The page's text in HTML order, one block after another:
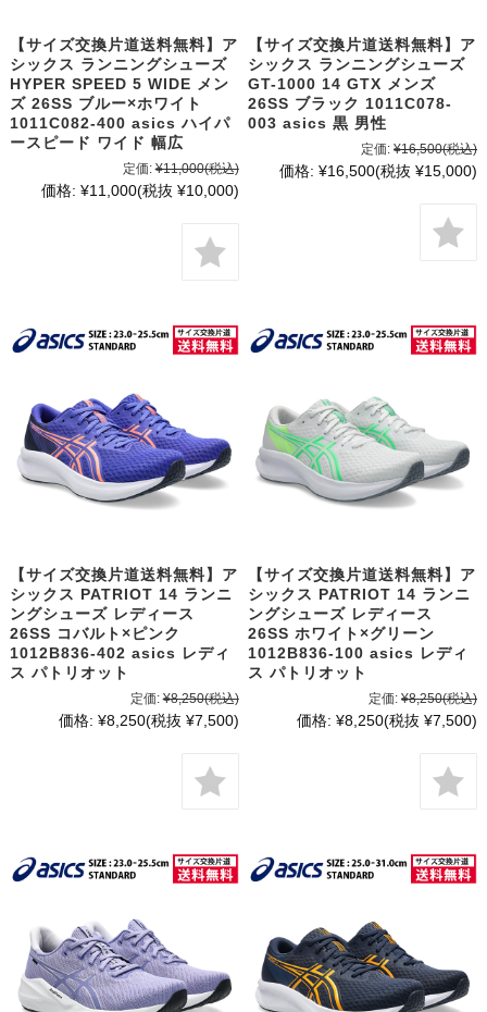
【サイズ交換片道送料無料】ア
シックス ランニングシューズ
HYPER SPEED 5 WIDE メン
ズ 26SS ブルー×ホワイト
1011C082-400 asics ハイパ
ースピード ワイド 幅広
定価: ¥11,000(税込)
価格: ¥11,000(税抜 ¥10,000)
【サイズ交換片道送料無料】ア
シックス ランニングシューズ
GT-1000 14 GTX メンズ
26SS ブラック 1011C078-
003 asics 黒 男性
定価: ¥16,500(税込)
価格: ¥16,500(税抜 ¥15,000)
【サイズ交換片道送料無料】ア
シックス PATRIOT 14 ランニ
ングシューズ レディース
26SS コバルト×ピンク
1012B836-402 asics レディ
ス パトリオット
定価: ¥8,250(税込)
価格: ¥8,250(税抜 ¥7,500)
【サイズ交換片道送料無料】ア
シックス PATRIOT 14 ランニ
ングシューズ レディース
26SS ホワイト×グリーン
1012B836-100 asics レディ
ス パトリオット
定価: ¥8,250(税込)
価格: ¥8,250(税抜 ¥7,500)